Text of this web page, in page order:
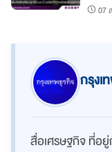
07
กรุงเ
สื่อเศรษฐกิจ ที่อยู่